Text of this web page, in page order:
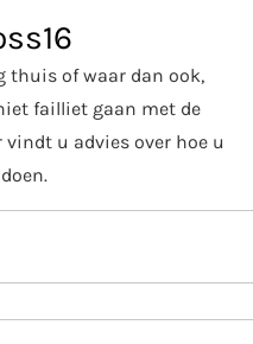
of waar dan ook,
failliet gaan met de
u advies over hoe u